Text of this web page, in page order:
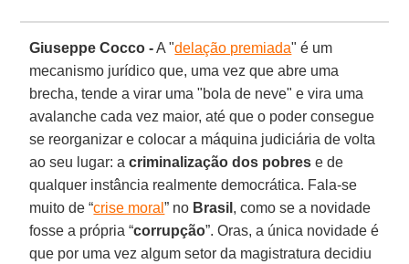
Giuseppe Cocco -A "delação premiada" é um
mecanismo jurídico que, uma vez que abre uma
brecha, tende a virar uma "bola de neve" e vira uma
avalanche cada vez maior, até que o poder consegue
se reorganizar e colocar a máquina judiciária de volta
ao seu lugar: acriminalização dos pobres e de
qualquer instância realmente democrática. Fala-se
muito de “crise moral” no Brasil , como se a novidade
fosse a própria “corrupção”. Oras, a única novidade é
que por uma vez algum setor da magistratura decidiu